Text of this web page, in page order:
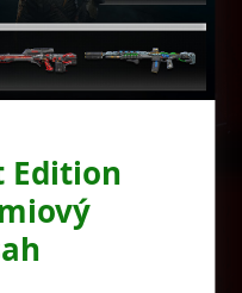
Edition